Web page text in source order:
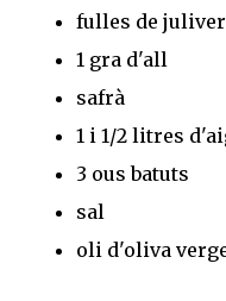
fulles de
1 gra d'all
safrà
1 i 1/2 litres
3 ous batuts
sal
oli d'oliva